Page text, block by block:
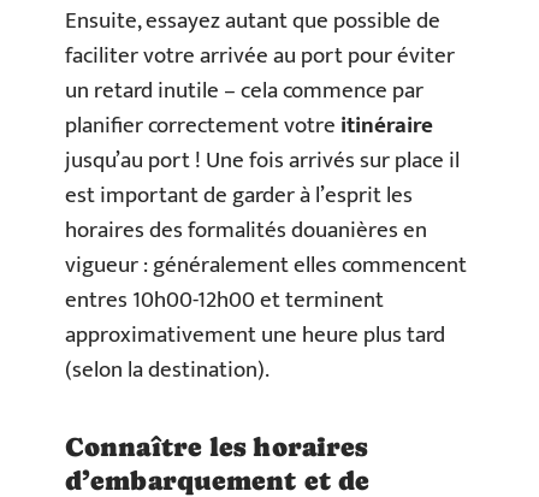
Ensuite, essayez autant que possible de
faciliter votre arrivée au port pour éviter
un retard inutile – cela commence par
planifier correctement votreitinéraire
jusqu’au port ! Une fois arrivés sur place il
est important de garder à l’esprit les
horaires des formalités douanières en
vigueur : généralement elles commencent
entres 10h00-12h00 et terminent
approximativement une heure plus tard
(selon la destination).
Connaître les horaires
d’embarquement et de